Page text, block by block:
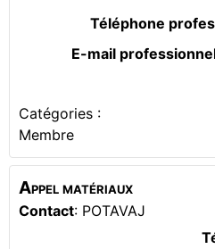
Téléphone
E-mail
Catégories :
Membre
Appel matériaux
Contact: POTAVAJ